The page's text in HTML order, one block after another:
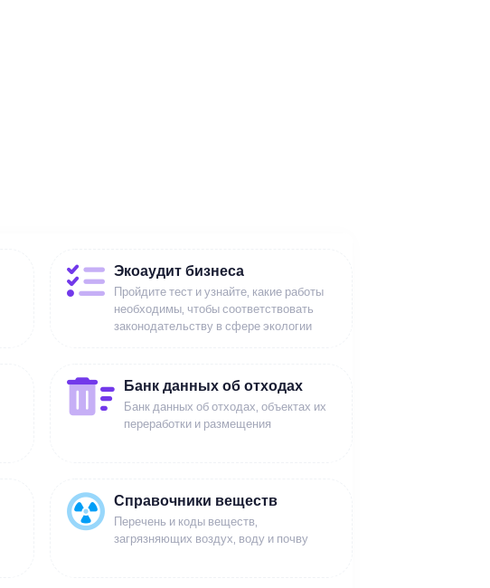
Экоаудит бизнеса
Пройдите тест и узнайте, какие работы
необходимы, чтобы соответствовать
законодательству в сфере экологии
Банк данных об отходах
Банк данных об отходах, объектах их
переработки и размещения
Справочники веществ
Перечень и коды веществ,
загрязняющих воздух, воду и почву